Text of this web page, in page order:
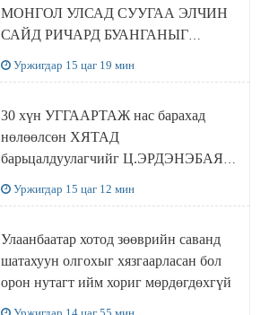
МОНГОЛ УЛСАД СУУГАА ЭЛЧИН
САЙД РИЧАРД БУАНГАНЫГ
Уржигдар 15 цаг 19 мин
30 хүн УГГААРТАЖ нас барахад
нөлөөлсөн ХЯТАД
барьцалдуулагчийг Ц.ЭРДЭНЭБАЯР
Уржигдар 15 цаг 12 мин
Улаанбаатар хотод зөөврийн саванд
шатахуун олгохыг хязгаарласан бол
орон нутагт ийм хориг мөрдөгдөхгүй